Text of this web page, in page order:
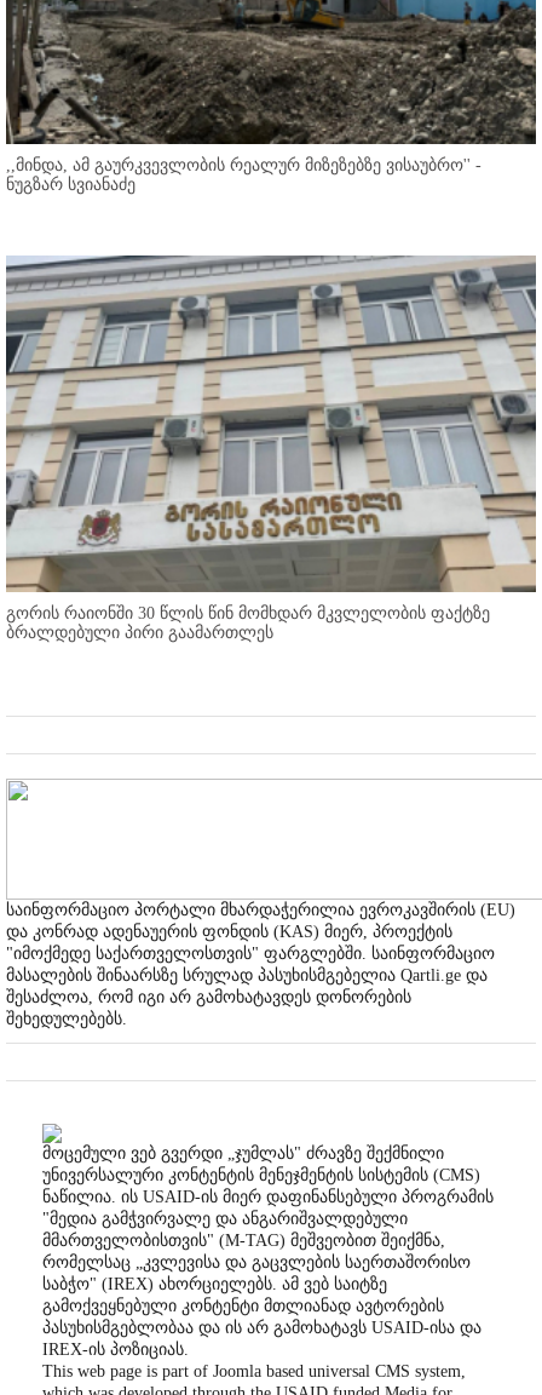
,,მინდა, ამ გაურკვევლობის რეალურ მიზეზებზე ვისაუბრო'' -
ნუგზარ სვიანაძე
გორის რაიონში 30 წლის წინ მომხდარ მკვლელობის ფაქტზე
ბრალდებული პირი გაამართლეს
საინფორმაციო პორტალი მხარდაჭერილია ევროკავშირის (EU)
და კონრად ადენაუერის ფონდის (KAS) მიერ, პროექტის
"იმოქმედე საქართველოსთვის" ფარგლებში. საინფორმაციო
მასალების შინაარსზე სრულად პასუხისმგებელია Qartli.ge და
შესაძლოა, რომ იგი არ გამოხატავდეს დონორების
შეხედულებებს.
მოცემული ვებ გვერდი „ჯუმლას" ძრავზე შექმნილი
უნივერსალური კონტენტის მენეჯმენტის სისტემის (CMS)
ნაწილია. ის USAID-ის მიერ დაფინანსებული პროგრამის
"მედია გამჭვირვალე და ანგარიშვალდებული
მმართველობისთვის" (M-TAG) მეშვეობით შეიქმნა,
რომელსაც „კვლევისა და გაცვლების საერთაშორისო
საბჭო" (IREX) ახორციელებს. ამ ვებ საიტზე
გამოქვეყნებული კონტენტი მთლიანად ავტორების
პასუხისმგებლობაა და ის არ გამოხატავს USAID-ისა და
IREX-ის პოზიციას.
This web page is part of Joomla based universal CMS system,